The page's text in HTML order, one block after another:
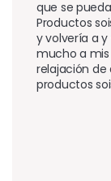
que se
Productos
y volvería a
mucho a
relajación de
productos